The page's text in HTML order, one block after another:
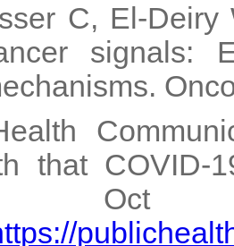
C, El-
signals:
that COVID-
Oct